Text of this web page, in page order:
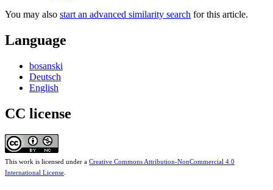
You may also start an advanced similarity search for this article.
Language
bosanski
Deutsch
English
CC license
This work is licensed under a Creative Commons Attribution-NonCommercial 4.0
International License